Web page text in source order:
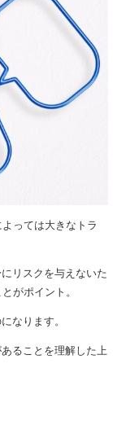
っては大きなトラ
リスクを与えないた
がポイント。
なります。
ることを理解した上